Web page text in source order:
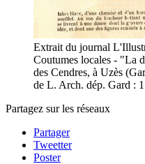
Extrait du journal
Coutumes locales - "La
des Cendres, à Uzès
de L. Arch. dép. Gard :
Partagez sur les réseaux
Partager
Tweetter
Poster